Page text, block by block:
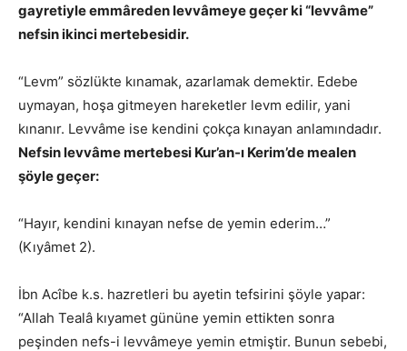
gayretiyle emmâreden levvâmeye geçer ki “levvâme”
nefsin ikinci mertebesidir.
“Levm” sözlükte kınamak, azarlamak demektir. Edebe
uymayan, hoşa gitmeyen hareketler levm edilir, yani
kınanır. Levvâme ise kendini çokça kınayan anlamındadır.
Nefsin levvâme mertebesi Kur’an-ı Kerim’de mealen
şöyle geçer:
“Hayır, kendini kınayan nefse de yemin ederim…”
(Kıyâmet 2).
İbn Acîbe k.s. hazretleri bu ayetin tefsirini şöyle yapar:
“Allah Tealâ kıyamet gününe yemin ettikten sonra
peşinden nefs-i levvâmeye yemin etmiştir. Bunun sebebi,